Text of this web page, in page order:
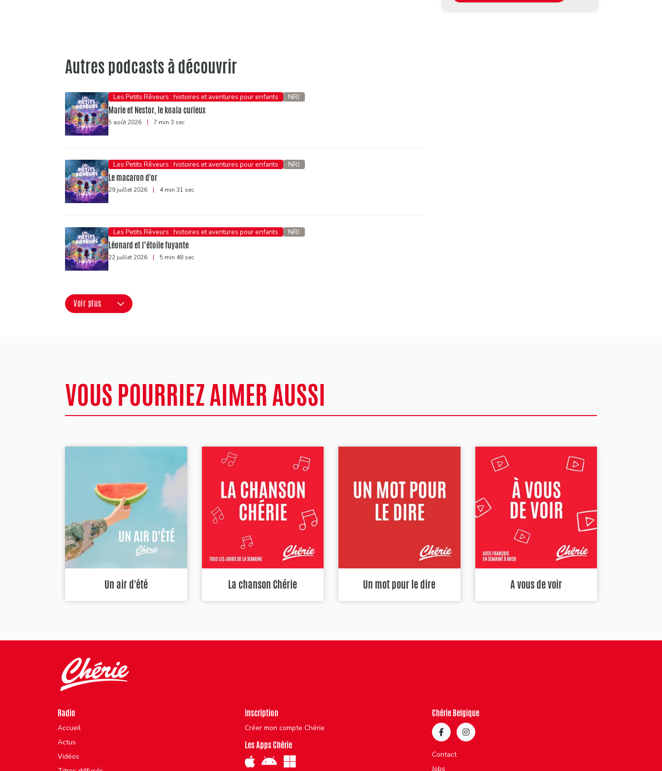
Autres podcasts à découvrir
Les Petits Rêveurs : histoires et aventures pour enfants NRJ
Marie et Nestor, le koala curieux
5 août 2026 | 7 min 3 sec
Les Petits Rêveurs : histoires et aventures pour enfants NRJ
Le macaron d'or
29 juillet 2026 | 4 min 31 sec
Les Petits Rêveurs : histoires et aventures pour enfants NRJ
Léonard et l’étoile fuyante
22 juillet 2026 | 5 min 48 sec
Voir plus
VOUS POURRIEZ AIMER AUSSI
Un air d'été La chanson Chérie Un mot pour le dire A vous de voir
Radio
Accueil
Actus
Vidéos
Inscription
Créer mon compte Chérie
Les Apps Chérie
Chérie Belgique
Contact
Jobs